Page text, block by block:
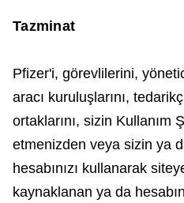
Tazminat
Pfizer'i, görevlilerini,
aracı kuruluşlarını,
ortaklarını, sizin Kullanım
etmenizden veya sizin ya
hesabınızı kullanarak
kaynaklanan ya da